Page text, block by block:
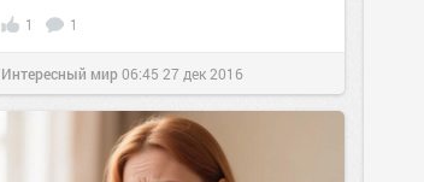
1 1
Интересный мир06:45 27 дек 2016